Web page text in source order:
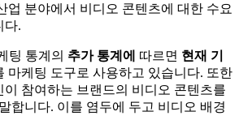
업 분야에서 비디오 콘텐츠에 대한 수요
다.
팅 통계의 추가 통계에 따르면 현재 기
마케팅 도구로 사용하고 있습니다. 또한
이 참여하는 브랜드의 비디오 콘텐츠를
합니다. 이를 염두에 두고 비디오 배경